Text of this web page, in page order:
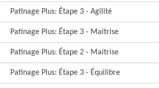
Patinage Plus: Étape 3 - Agilité
Patinage Plus: Étape 3 - Maitrise
Patinage Plus: Étape 2 - Maitrise
Patinage Plus: Étape 3 - Équilibre